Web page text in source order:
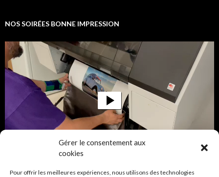
Gérer le consentement aux
cookies
Pour offrir les meilleures expériences, nous utilisons des technologies
NOS SOIRÉES BONNE IMPRESSION
Lecteur
vidéo